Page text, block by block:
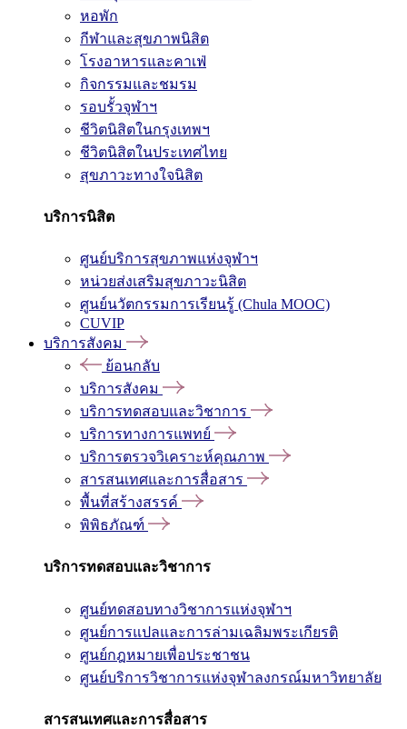
หอพัก
กีฬาและสุขภาพนิสิต
โรงอาหารและคาเฟ่
กิจกรรมและชมรม
รอบรั้วจุฬาฯ
ชีวิตนิสิตในกรุงเทพฯ
ชีวิตนิสิตในประเทศไทย
สุขภาวะทางใจนิสิต
บริการนิสิต
ศูนย์บริการสุขภาพแห่งจุฬาฯ
หน่วยส่งเสริมสุขภาวะนิสิต
ศูนย์นวัตกรรมการเรียนรู้ (Chula MOOC)
CUVIP
บริการสังคม
ย้อนกลับ
บริการสังคม
บริการทดสอบและวิชาการ
บริการทางการแพทย์
บริการตรวจวิเคราะห์คุณภาพ
สารสนเทศและการสื่อสาร
พื้นที่สร้างสรรค์
พิพิธภัณฑ์
บริการทดสอบและวิชาการ
ศูนย์ทดสอบทางวิชาการแห่งจุฬาฯ
ศูนย์การแปลและการล่ามเฉลิมพระเกียรติ
ศูนย์กฎหมายเพื่อประชาชน
ศูนย์บริการวิชาการแห่งจุฬาลงกรณ์มหาวิทยาลัย
สารสนเทศและการสื่อสาร